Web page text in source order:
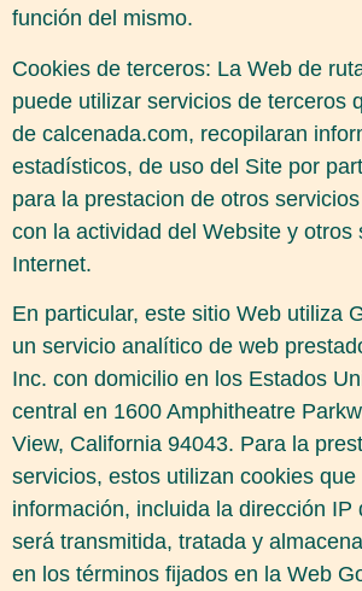
función del mismo.
Cookies de terceros: La Web de
puede utilizar servicios de terceros
de calcenada.com, recopilaran
estadísticos, de uso del Site por
para la prestacion de otros
con la actividad del Website y otros
Internet.
En particular, este sitio Web utiliza
un servicio analítico de web
Inc. con domicilio en los Estados
central en 1600 Amphitheatre
View, California 94043. Para la
servicios, estos utilizan cookies
información, incluida la dirección IP
será transmitida, tratada y
en los términos fijados en la Web